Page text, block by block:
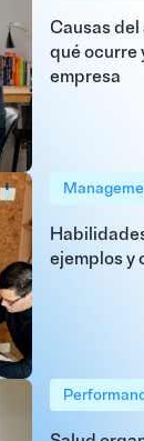
Causas
qué ocurre
empresa
ejemplos y